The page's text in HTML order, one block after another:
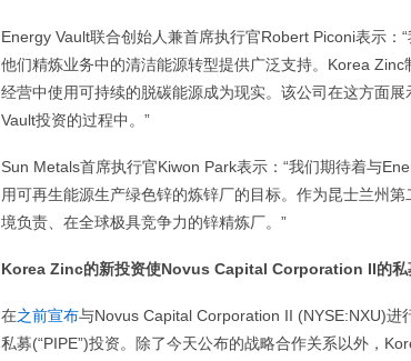
Energy Vault联合创始人兼首席执行官Robert Piconi表示
他们精炼业务中的清洁能源转型提供广泛支持。Korea
经营中使用可持续的脱碳能源成为现实。该公司在这方面
Vault投资的过程中。”
Sun Metals首席执行官Kiwon Park表示：“我们期待着与
用可再生能源生产绿色锌的炼锌厂的目标。作为昆士兰州
境负责、在全球极具竞争力的锌精炼厂。”
Korea Zinc的新投资使Novus Capital Corporation II的
在之前宣布与Novus Capital Corporation II (NYSE:NXU)进
私募(“PIPE”)投资。除了今天公布的战略合作关系以外，